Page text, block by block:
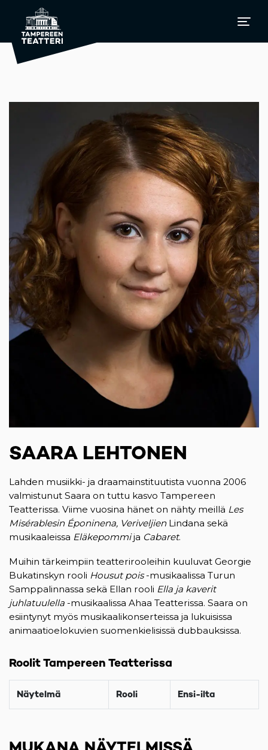
SAARA LEHTONEN
Lahden musiikki- ja draamainstituutista vuonna 2006
valmistunut Saara on tuttu kasvo Tampereen
Teatterissa. Viime vuosina hänet on nähty meillä Les
Misérablesin Époninena, VeriveljienLindana sekä
musikaaleissa Eläkepommija Cabaret.
Muihin tärkeimpiin teatterirooleihin kuuluvat Georgie
Bukatinskyn rooli Housut pois-musikaalissa Turun
Samppalinnassa sekä Ellan rooli Ella ja kaverit
juhlatuulella -musikaalissa Ahaa Teatterissa. Saara on
esiintynyt myös musikaalikonserteissa ja lukuisissa
animaatioelokuvien suomenkielisissä dubbauksissa.
Roolit Tampereen Teatterissa
Näytelmä Rooli Ensi-ilta